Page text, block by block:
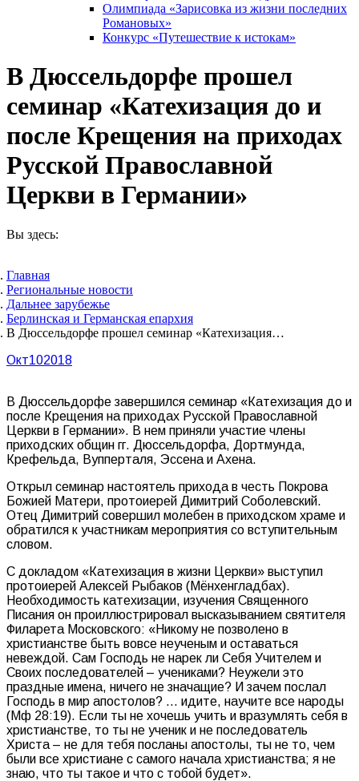
Олимпиада «Зарисовка из жизни последних
Романовых»
Конкурс «Путешествие к истокам»
В Дюссельдорфе прошел
семинар «Катехизация до и
после Крещения на приходах
Русской Православной
Церкви в Германии»
Вы здесь:
Главная
Pегиональные новости
Дальнее зарубежье
Берлинская и Германская епархия
В Дюссельдорфе прошел семинар «Катехизация…
Окт102018
В Дюссельдорфе завершился семинар «Катехизация до и
после Крещения на приходах Русской Православной
Церкви в Германии». В нем приняли участие члены
приходских общин гг. Дюссельдорфа, Дортмунда,
Крефельда, Вупперталя, Эссена и Ахена.
Открыл семинар настоятель прихода в честь Покрова
Божией Матери, протоиерей Димитрий Соболевский.
Отец Димитрий совершил молебен в приходском храме и
обратился к участникам мероприятия со вступительным
словом.
С докладом «Катехизация в жизни Церкви» выступил
протоиерей Алексей Рыбаков (Мёнхенгладбах).
Необходимость катехизации, изучения Священного
Писания он проиллюстрировал высказыванием святителя
Филарета Московского: «Никому не позволено в
христианстве быть вовсе неученым и оставаться
невеждой. Сам Господь не нарек ли Себя Учителем и
Своих последователей – учениками? Неужели это
праздные имена, ничего не значащие? И зачем послал
Господь в мир апостолов? … идите, научите все народы
(Мф 28:19). Если ты не хочешь учить и вразумлять себя в
христианстве, то ты не ученик и не последователь
Христа – не для тебя посланы апостолы, ты не то, чем
были все христиане с самого начала христианства; я не
знаю, что ты такое и что с тобой будет».